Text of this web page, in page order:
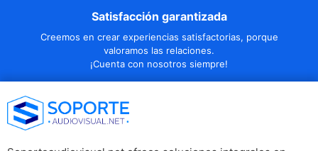
Satisfacción garantizada
Creemos en crear experiencias satisfactorias, porque
valoramos las relaciones.
¡Cuenta con nosotros siempre!